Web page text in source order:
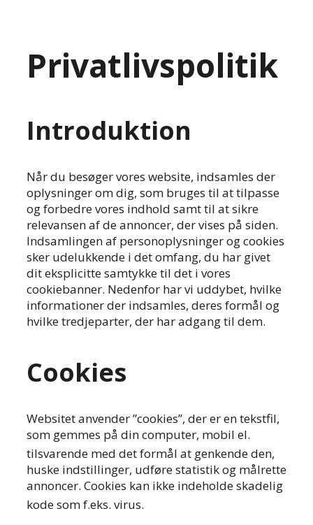
Privatlivspolitik
Introduktion
Når du besøger vores website, indsamles der
oplysninger om dig, som bruges til at tilpasse
og forbedre vores indhold samt til at sikre
relevansen af de annoncer, der vises på siden.
Indsamlingen af personoplysninger og cookies
sker udelukkende i det omfang, du har givet
dit eksplicitte samtykke til det i vores
cookiebanner. Nedenfor har vi uddybet, hvilke
informationer der indsamles, deres formål og
hvilke tredjeparter, der har adgang til dem.
Cookies
Websitet anvender ”cookies”, der er en tekstfil,
som gemmes på din computer, mobil el.
tilsvarende med det formål at genkende den,
huske indstillinger, udføre statistik og målrette
annoncer. Cookies kan ikke indeholde skadelig
kode som f.eks. virus.